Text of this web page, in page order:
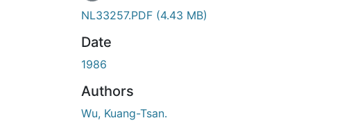
NL33257.PDF (4.43 MB)
Date
1986
Authors
Wu, Kuang-Tsan.